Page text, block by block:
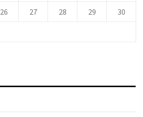
26 27 28 29 30